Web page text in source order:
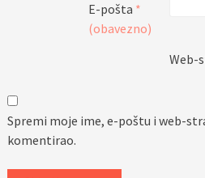
E-pošta *
(obavezno)
Web-
Spremi moje ime, e-poštu i web-
komentirao.